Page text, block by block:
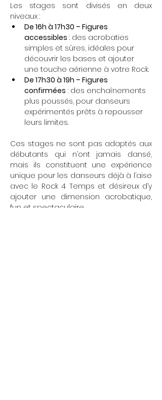
Les stages sont divisés en deux
niveaux :
De 16h à 17h30 – Figures
accessibles : des acrobaties
simples et sûres, idéales pour
découvrir les bases et ajouter
une touche aérienne à votre Rock.
De 17h30 à 19h – Figures
confirmées : des enchaînements
plus poussés, pour danseurs
expérimentés prêts à repousser
leurs limites.
Ces stages ne sont pas adaptés aux
débutants qui n’ont jamais dansé,
mais ils constituent une expérience
unique pour les danseurs déjà à l’aise
avec le Rock 4 Temps et désireux d’y
ajouter une dimension acrobatique,
fun et spectaculaire.